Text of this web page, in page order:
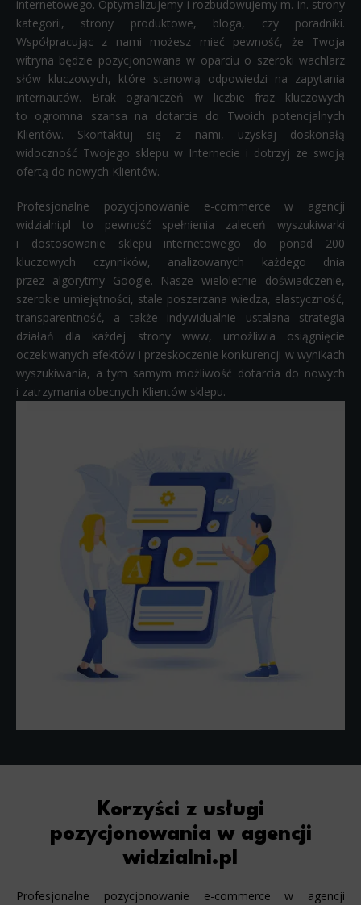
internetowego. Optymalizujemy i rozbudowujemy m. in. strony
kategorii, strony produktowe, bloga, czy poradniki.
Współpracując z nami możesz mieć pewność, że Twoja
witryna będzie pozycjonowana w oparciu o szeroki wachlarz
słów kluczowych, które stanowią odpowiedzi na zapytania
internautów. Brak ograniczeń w liczbie fraz kluczowych
to ogromna szansa na dotarcie do Twoich potencjalnych
Klientów. Skontaktuj się z nami, uzyskaj doskonałą
widoczność Twojego sklepu w Internecie i dotrzyj ze swoją
ofertą do nowych Klientów.
Profesjonalne pozycjonowanie e-commerce w agencji
widzialni.pl to pewność spełnienia zaleceń wyszukiwarki
i dostosowanie sklepu internetowego do ponad 200
kluczowych czynników, analizowanych każdego dnia
przez algorytmy Google. Nasze wieloletnie doświadczenie,
szerokie umiejętności, stale poszerzana wiedza, elastyczność,
transparentność, a także indywidualnie ustalana strategia
działań dla każdej strony www, umożliwia osiągnięcie
oczekiwanych efektów i przeskoczenie konkurencji w wynikach
wyszukiwania, a tym samym możliwość dotarcia do nowych
i zatrzymania obecnych Klientów sklepu.
Korzyści z usługi
pozycjonowania w agencji
widzialni.pl
Profesjonalne pozycjonowanie e-commerce w agencji